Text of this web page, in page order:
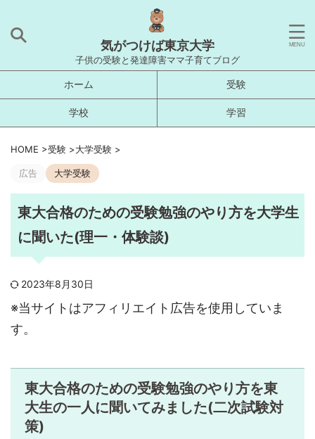
気がつけば東京大学
子供の受験と発達障害ママ子育てブログ
ホーム 受験
学校 学習
HOME >受験 >大学受験 >
広告 大学受験
東大合格のための受験勉強のやり方を大学生
に聞いた(理一・体験談)
2023年8月30日
※当サイトはアフィリエイト広告を使用していま
す。
東大合格のための受験勉強のやり方を東
大生の一人に聞いてみました(二次試験対
策)